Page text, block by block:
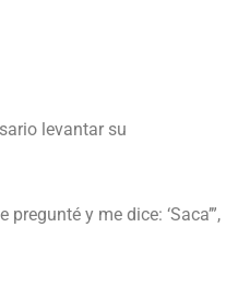
levantar su
y me dice: ‘Saca’”,